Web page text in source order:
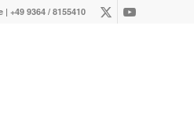
| +49 9364 / 8155410